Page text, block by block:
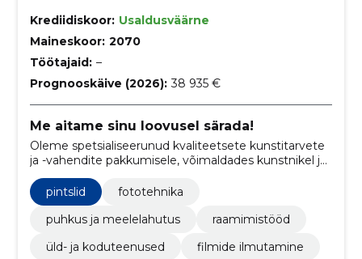
Krediidiskoor: Usaldusväärne
Maineskoor: 2070
Töötajaid: –
Prognooskäive (2026): 38 935 €
Me aitame sinu loovusel särada!
Oleme spetsialiseerunud kvaliteetsete kunstitarvete
ja -vahendite pakkumisele, võimaldades kunstnikel ja
harrastajatel leida parimad vahendid oma
loominguliste ideede elluviimiseks.
pintslid
fototehnika
puhkus ja meelelahutus
raamimistööd
üld- ja koduteenused
filmide ilmutamine